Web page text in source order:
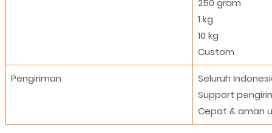
250 gram
1 kg
10 kg
Custom
Pengiriman
Seluruh
Support
Cepat & aman